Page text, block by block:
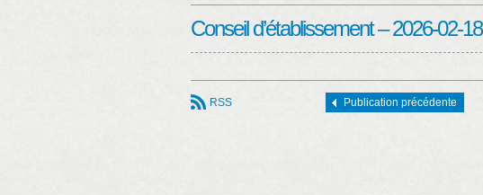
Conseil d’établissement – 2026-02-18
RSS Publication précédente